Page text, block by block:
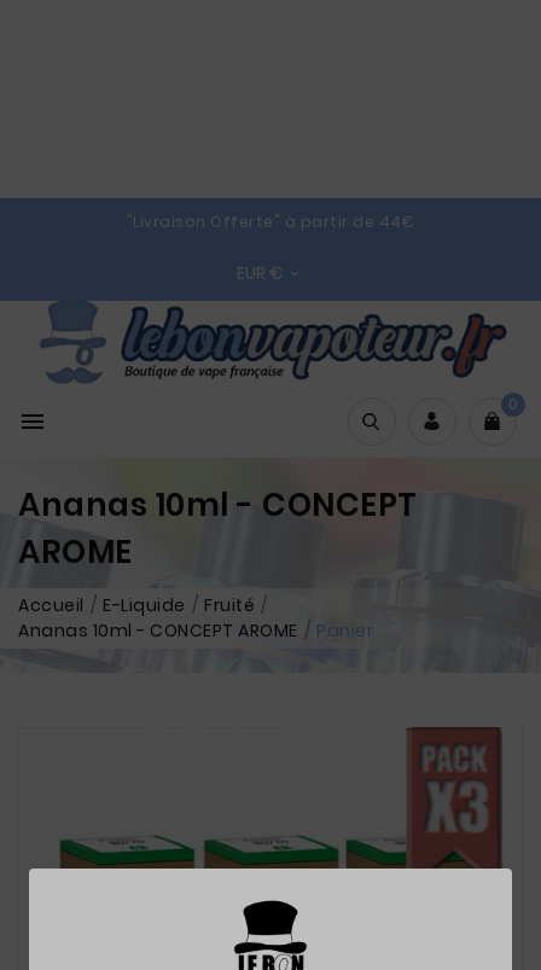
"Livraison Offerte" à partir de 44€
EUR € 

0
Ananas 10ml - CONCEPT
AROME
Accueil E-Liquide
Fruité
Ananas 10ml - CONCEPT AROME
Panier